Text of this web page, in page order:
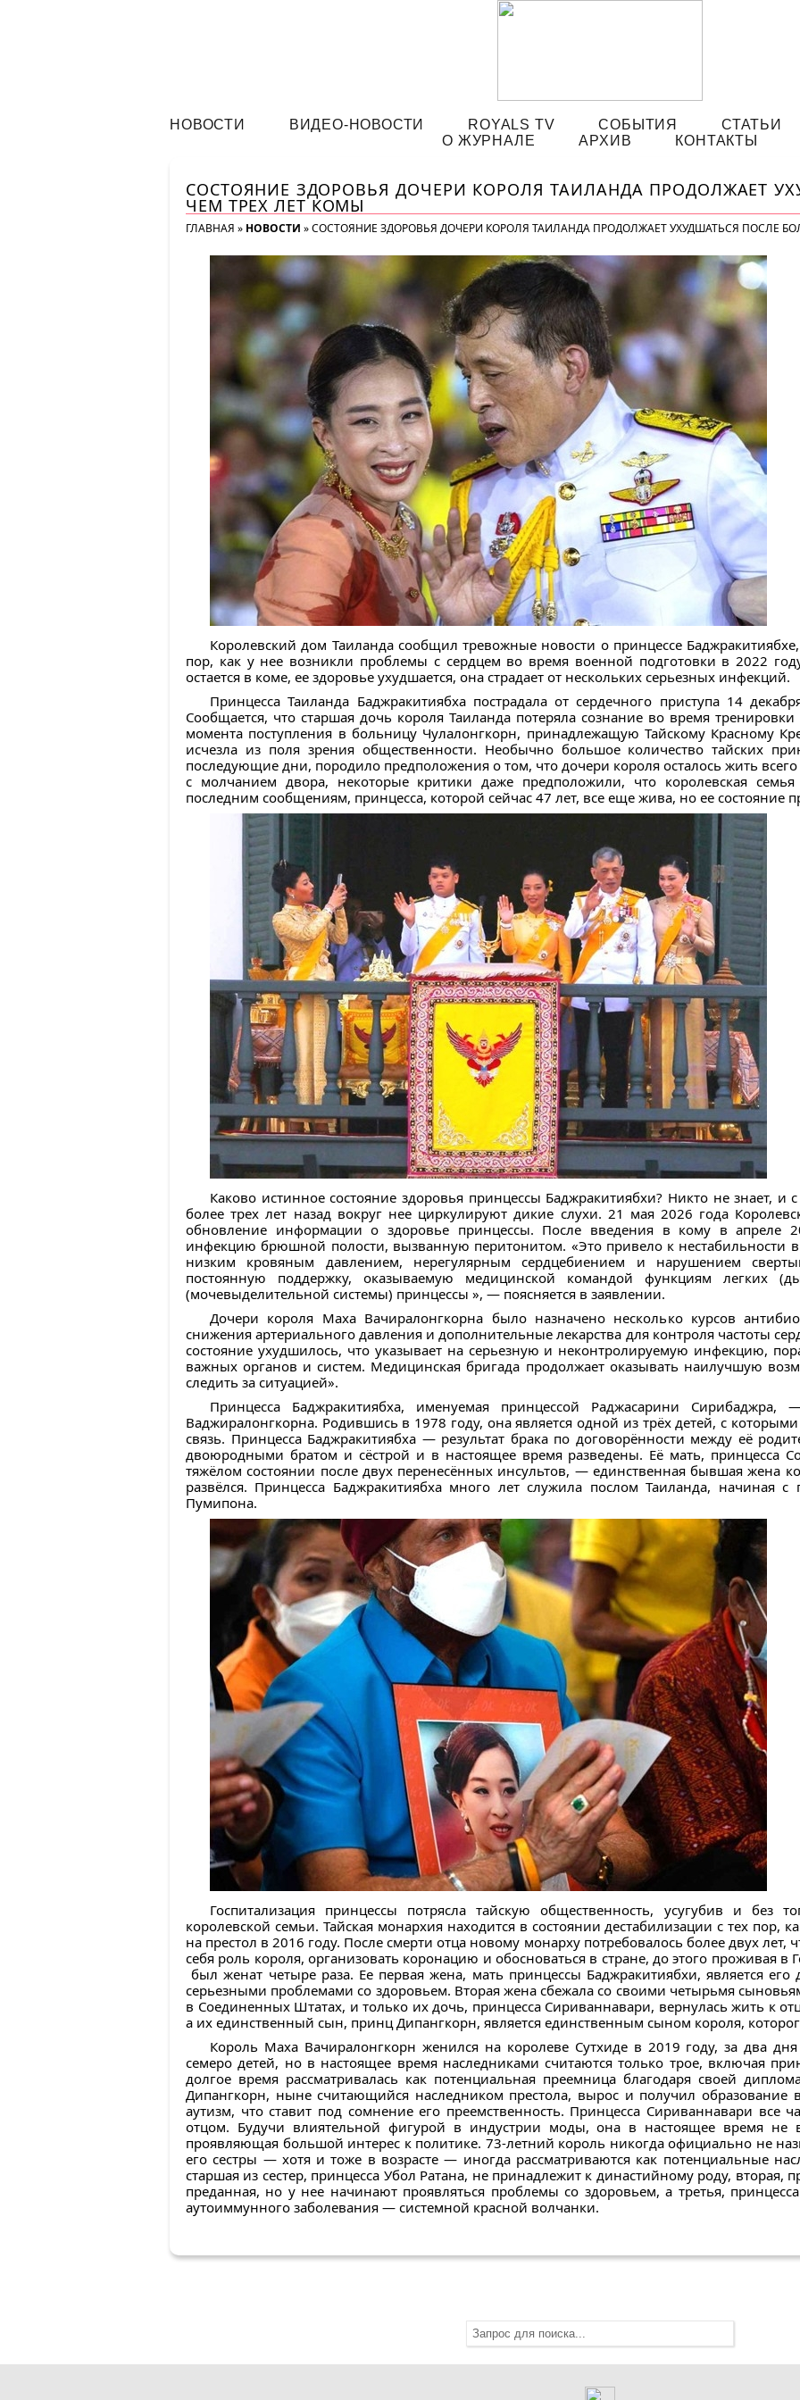
НОВОСТИ ВИДЕО-НОВОСТИ ROYALS TV СОБЫТИЯ СТАТЬИ
О ЖУРНАЛЕ
АРХИВ КОНТАКТЫ
СОСТОЯНИЕ ЗДОРОВЬЯ ДОЧЕРИ КОРОЛЯ ТАИЛАНДА ПРОДОЛЖАЕТ
ЧЕМ ТРЕХ ЛЕТ КОМЫ
ГЛАВНАЯ » НОВОСТИ »СОСТОЯНИЕ ЗДОРОВЬЯ ДОЧЕРИ КОРОЛЯ ТАИЛАНДА ПРОДОЛЖАЕТ УХУДШАТЬСЯ ПОСЛЕ
Королевский дом Таиланда сообщил тревожные новости о принцессе
пор, как у нее возникли проблемы с сердцем во время военной подготовки в 2022
остается в коме, ее здоровье ухудшается, она страдает от нескольких серьезных инфекций.
Принцесса Таиланда Баджракитиябха пострадала от сердечного приступа 14
Сообщается, что старшая дочь короля Таиланда потеряла сознание во время
момента поступления в больницу Чулалонгкорн, принадлежащую Тайскому Красному
исчезла из поля зрения общественности. Необычно большое количество тайских
последующие дни, породило предположения о том, что дочери короля осталось жить
с молчанием двора, некоторые критики даже предположили, что королевская семья
последним сообщениям, принцесса, которой сейчас 47 лет, все еще жива, но ее состояние
Каково истинное состояние здоровья принцессы Баджракитиябхи? Никто не знает, и
более трех лет назад вокруг нее циркулируют дикие слухи. 21 мая 2026 года
обновление информации о здоровье принцессы. После введения в кому в апреле
инфекцию брюшной полости, вызванную перитонитом. «Это привело к нестабильности в
низким кровяным давлением, нерегулярным сердцебиением и нарушением
постоянную поддержку, оказываемую медицинской командой функциям легких
(мочевыделительной системы) принцессы », — поясняется в заявлении.
Дочери короля Маха Вачиралонгкорна было назначено несколько курсов
снижения артериального давления и дополнительные лекарства для контроля частоты
состояние ухудшилось, что указывает на серьезную и неконтролируемую инфекцию,
важных органов и систем. Медицинская бригада продолжает оказывать наилучшую
следить за ситуацией».
Принцесса Баджракитиябха, именуемая принцессой Раджасарини
Ваджиралонгкорна. Родившись в 1978 году, она является одной из трёх детей, с
связь. Принцесса Баджракитиябха — результат брака по договорённости между её
двоюродными братом и сёстрой и в настоящее время разведены. Её мать, принцесса
тяжёлом состоянии после двух перенесённых инсультов, — единственная бывшая жена
развёлся. Принцесса Баджракитиябха много лет служила послом Таиланда, начиная с
Пумипона.
Госпитализация принцессы потрясла тайскую общественность, усугубив и без
королевской семьи. Тайская монархия находится в состоянии дестабилизации с тех пор,
на престол в 2016 году. После смерти отца новому монарху потребовалось более двух
себя роль короля, организовать коронацию и обосноваться в стране, до этого проживая
был женат четыре раза. Ее первая жена, мать принцессы Баджракитиябхи, является его
серьезными проблемами со здоровьем. Вторая жена сбежала со своими четырьмя
в Соединенных Штатах, и только их дочь, принцесса Сириваннавари, вернулась жить к
а их единственный сын, принц Дипангкорн, является единственным сыном короля,
Король Маха Вачиралонгкорн женился на королеве Сутхиде в 2019 году, за два
семеро детей, но в настоящее время наследниками считаются только трое, включая
долгое время рассматривалась как потенциальная преемница благодаря своей
Дипангкорн, ныне считающийся наследником престола, вырос и получил образование
аутизм, что ставит под сомнение его преемственность. Принцесса Сириваннавари все
отцом. Будучи влиятельной фигурой в индустрии моды, она в настоящее время не
проявляющая большой интерес к политике. 73-летний король никогда официально не
его сестры — хотя и тоже в возрасте — иногда рассматриваются как потенциальные
старшая из сестер, принцесса Убол Ратана, не принадлежит к династийному роду, вторая,
преданная, но у нее начинают проявляться проблемы со здоровьем, а третья,
аутоиммунного заболевания — системной красной волчанки.